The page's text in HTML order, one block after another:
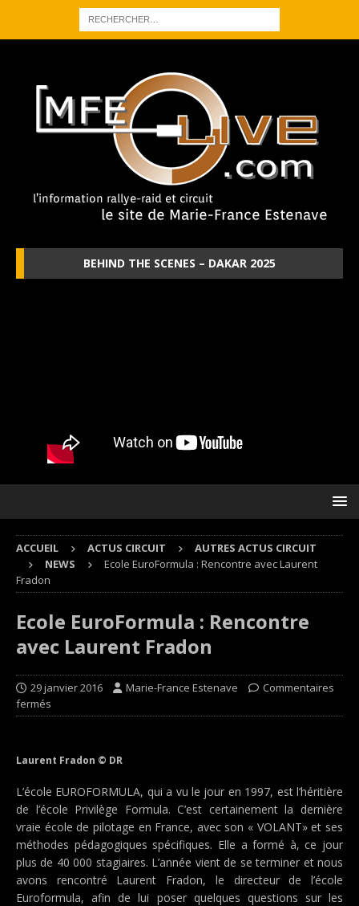
BEHIND THE SCENES – DAKAR 2025
ACCUEIL ACTUS CIRCUIT
AUTRES ACTUS CIRCUIT
NEWS
Ecole EuroFormula : Rencontre avec Laurent
Fradon
Ecole EuroFormula : Rencontre
avec Laurent Fradon
29 janvier 2016 Marie-France Estenave
Commentaires
fermés
Laurent Fradon © DR
L’école EUROFORMULA, qui a vu le jour en 1997, est l’héritière
de l’école Privilège Formula. C’est certainement la dernière
vraie école de pilotage en France, avec son « VOLANT» et ses
méthodes pédagogiques spécifiques. Elle a formé à, ce jour
plus de 40 000 stagiaires. L’année vient de se terminer et nous
avons rencontré Laurent Fradon, le directeur de l’école
Euroformula, afin de lui poser quelques questions sur les